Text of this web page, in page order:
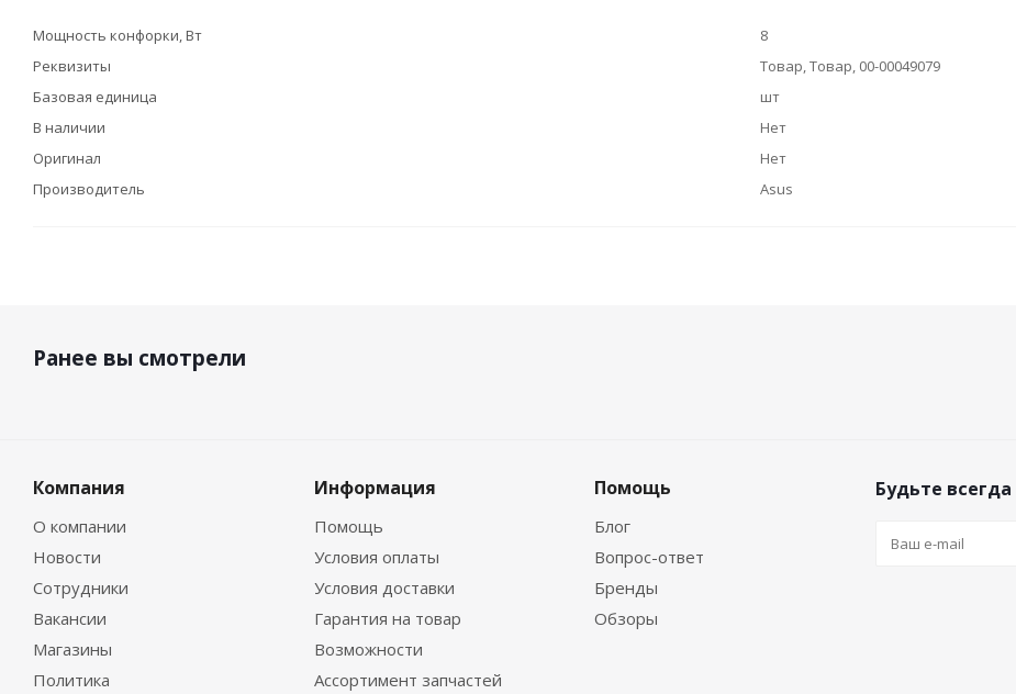
Мощность конфорки, Вт
8
Реквизиты
Товар, Товар, 00-00049079
Базовая единица
шт
В наличии
Нет
Оригинал
Нет
Производитель
Asus
Ранее вы смотрели
Компания
О компании
Новости
Сотрудники
Вакансии
Магазины
Политика
Информация
Помощь
Условия оплаты
Условия доставки
Гарантия на товар
Возможности
Ассортимент запчастей
Помощь
Блог
Вопрос-ответ
Бренды
Обзоры
Будьте всегда